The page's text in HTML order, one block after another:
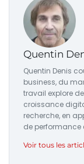
Quentin
Quentin Denis
business, du
travail explore
croissance
recherche, en
de performance
Voir tous les